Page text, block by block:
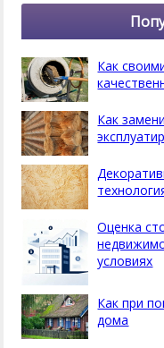
Как
Как
Оценка
условиях
Как при
дома